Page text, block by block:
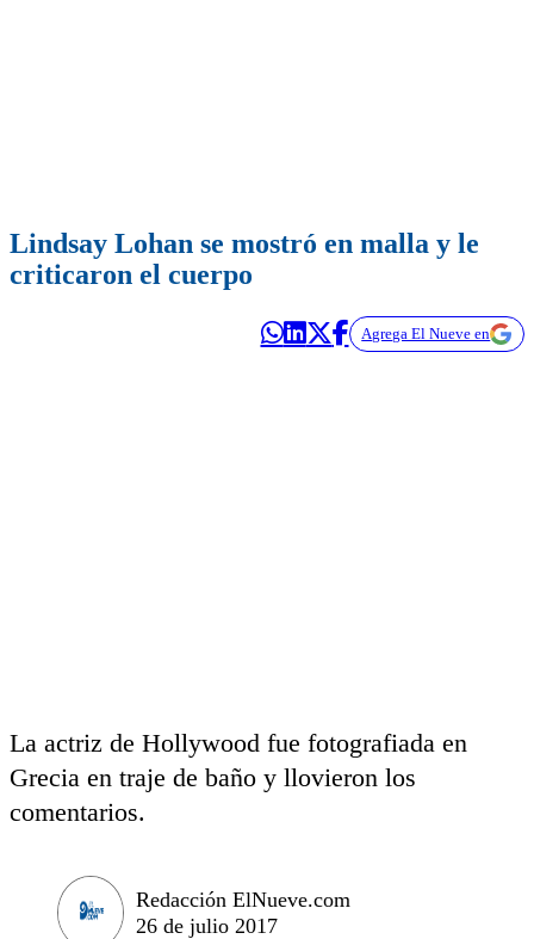
Lindsay Lohan se mostró en malla y le
criticaron el cuerpo
Agrega El Nueve en
La actriz de Hollywood fue fotografiada en
Grecia en traje de baño y llovieron los
comentarios.
Redacción ElNueve.com
26 de julio 2017